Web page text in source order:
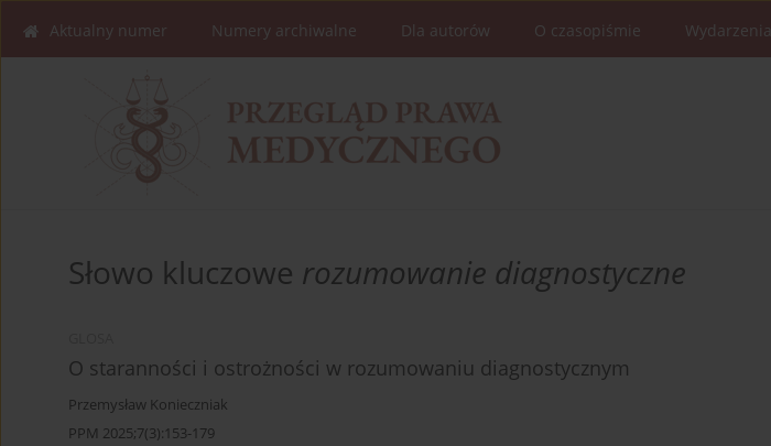
Aktualny numer Numery archiwalne Dla autorów O czasopiśmie Wydarzenia
Słowo kluczowe rozumowanie diagnostyczne
O staranności i ostrożności w rozumowaniu diagnostycznym
Przemysław Konieczniak
PPM 2025;7(3):153-179